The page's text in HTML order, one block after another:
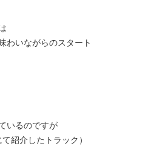
わいながらのスタート
いるのですが
紹介したトラック）